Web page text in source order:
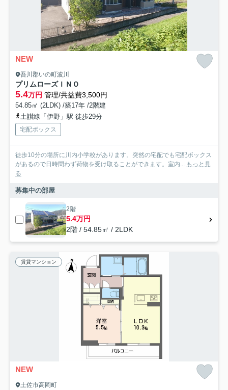
NEW
吾川郡いの町波川
プリムローズＩＮＯ
5.4万円 管理/共益費3,500円
54.85㎡ (2LDK) /築17年 /2階建
土讃線「伊野」駅 徒歩29分
宅配ボックス
徒歩10分の場所に川内小学校があります。突然の宅配でも宅配ボックス
があるので日時問わず荷物を受け取ることができます。室内... もっと見
る
募集中の部屋
2階
5.4万円
2階 / 54.85㎡ / 2LDK
賃貸マンション
NEW
土佐市高岡町